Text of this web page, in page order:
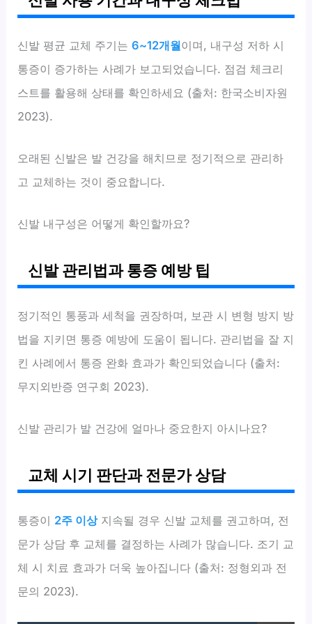
신발 평균 교체 주기는6~12개월이며, 내구성 저하 시
통증이 증가하는 사례가 보고되었습니다. 점검 체크리
스트를 활용해 상태를 확인하세요 (출처: 한국소비자원
2023).
오래된 신발은 발 건강을 해치므로 정기적으로 관리하
고 교체하는 것이 중요합니다.
신발 내구성은 어떻게 확인할까요?
신발 관리법과 통증 예방 팁
정기적인 통풍과 세척을 권장하며, 보관 시 변형 방지 방
법을 지키면 통증 예방에 도움이 됩니다. 관리법을 잘 지
킨 사례에서 통증 완화 효과가 확인되었습니다 (출처:
무지외반증 연구회 2023).
신발 관리가 발 건강에 얼마나 중요한지 아시나요?
교체 시기 판단과 전문가 상담
통증이 2주 이상지속될 경우 신발 교체를 권고하며, 전
문가 상담 후 교체를 결정하는 사례가 많습니다. 조기 교
체 시 치료 효과가 더욱 높아집니다 (출처: 정형외과 전
문의 2023).